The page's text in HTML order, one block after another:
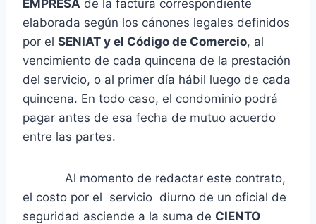
EMPRESA de la factura correspondiente
elaborada según los cánones legales definidos
por el SENIAT y el Código de Comercio, al
vencimiento de cada quincena de la prestación
del servicio, o al primer día hábil luego de cada
quincena. En todo caso, el condominio podrá
pagar antes de esa fecha de mutuo acuerdo
entre las partes.
Al momento de redactar este contrato,
el costo por el servicio diurno de un oficial de
seguridad asciende a la suma de CIENTO